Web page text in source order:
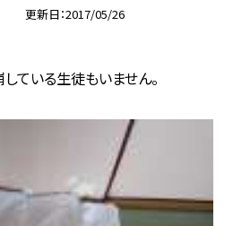
更新日 2017/05/26
ている生徒もいません。